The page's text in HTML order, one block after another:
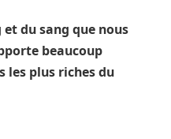
et du sang que nous
beaucoup
les plus riches du